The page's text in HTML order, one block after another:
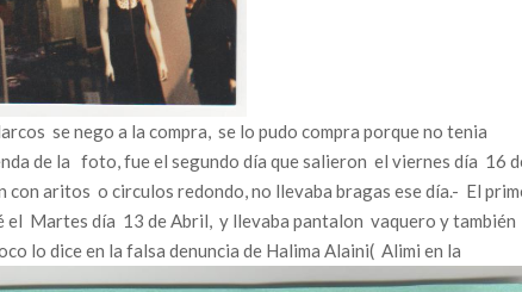
se nego a la compra, se lo pudo compra porque no tenia
de la foto, fue el segundo día que salieron el viernes día 16
con aritos o circulos redondo, no llevaba bragas ese día.- El
Martes día 13 de Abril, y llevaba pantalon vaquero y también
lo dice en la falsa denuncia de Halima Alaini( Alimi en la